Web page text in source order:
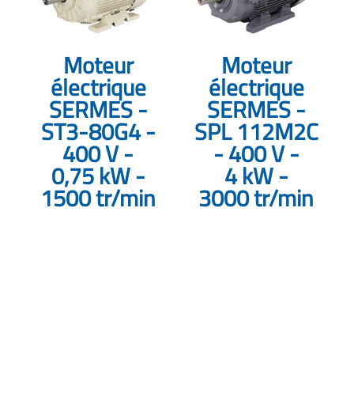
Moteur
électrique
SERMES -
ST3-80G4 -
400 V -
0,75 kW -
1500 tr/min
Moteur
électrique
SERMES -
SPL 112M2C
- 400 V -
4 kW -
3000 tr/min